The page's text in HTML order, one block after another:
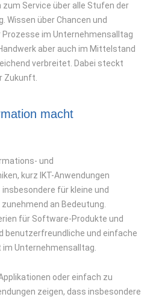
zum Service über alle Stufen der
Wissen über Chancen und
im Unternehmensalltag
aber auch im Mittelstand
verbreitet. Dabei steckt
Zukunft.
macht
und
kurz IKT-Anwendungen
für kleine und
an Bedeutung.
für Software-Produkte und
benutzerfreundliche und einfache
Unternehmensalltag.
oder einfach zu
zeigen, dass insbesondere